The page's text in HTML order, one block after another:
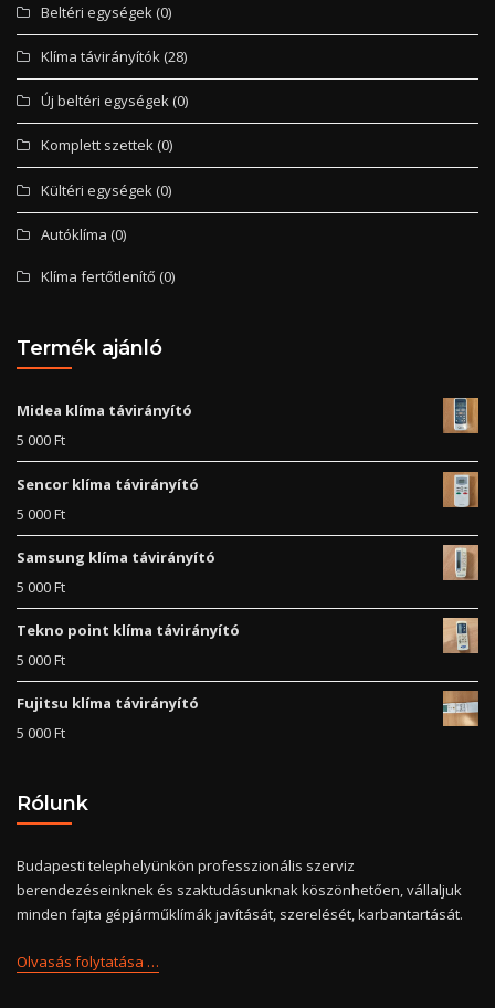
Beltéri egységek (0)
Klíma távirányítók (28)
Új beltéri egységek (0)
Komplett szettek (0)
Kültéri egységek (0)
Autóklíma (0)
Klíma fertőtlenítő (0)
Termék ajánló
Midea klíma távirányító
5 000Ft
Sencor klíma távirányító
5 000Ft
Samsung klíma távirányító
5 000Ft
Tekno point klíma távirányító
5 000Ft
Fujitsu klíma távirányító
5 000Ft
Rólunk
Budapesti telephelyünkön professzionális szerviz
berendezéseinknek és szaktudásunknak köszönhetően, vállaljuk
minden fajta gépjárműklímák javítását, szerelését, karbantartását.
Olvasás folytatása …